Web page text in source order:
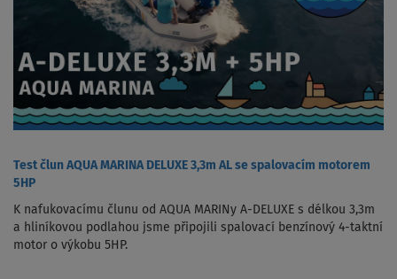
Test člun AQUA MARINA DELUXE 3,3m AL se spalovacím motorem
5HP
K nafukovacímu člunu od AQUA MARINy A-DELUXE s délkou 3,3m
a hliníkovou podlahou jsme připojili spalovací benzínový 4-taktní
motor o výkobu 5HP.